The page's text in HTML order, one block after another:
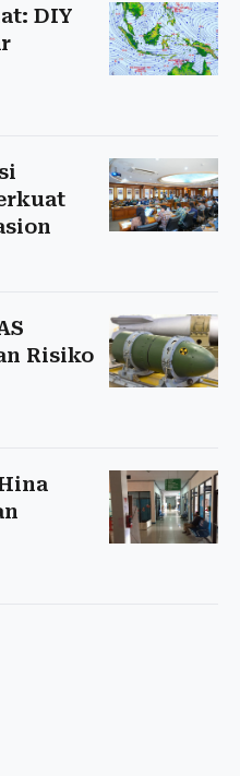
DIY
Risiko